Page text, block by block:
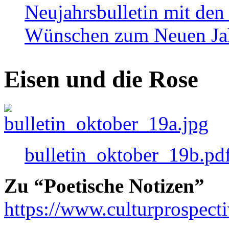
Neujahrsbulletin mit den
Wünschen zum Neuen
Eisen und die Rose
Zu “Poetische Notizen”
https://